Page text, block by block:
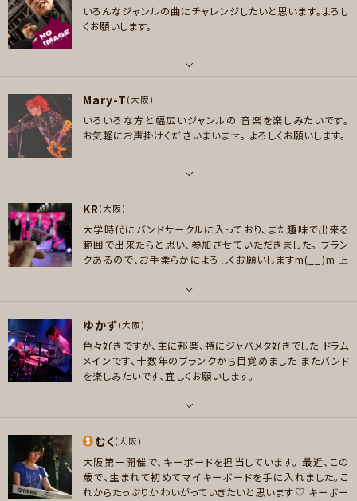
プレイヤー参加予定
メッセージ
好きなアーティスト
Pearl レベッカ サンボマスター！ アジカン ジャニス・ジョップリン Su
perfly キマグレン アニソン雑食系
ポップス , ロック , パンク/メロコア , ハードロック/ヘヴィメタル , ファンク/
ブルース , ソウル/R＆B , ハウス/テクノ
プレイヤー参加予定
いろんなジャンルの曲にチャレンジしたいと思います。よろし
くお願いします。
ギター , ベース
好きなアーティスト
ロック
フュージョン
プレイヤー参加予定
メッセージ
Mary-T (大阪)
いろいろな方と幅広いジャンルの 音楽を楽しみたいです。
お気軽にお声掛けくださいまいませ。 よろしくお願いします。
ボーカル
好きなアーティスト
hide、X-Japan、official髭男dism、 Mrs.GREEN APPLE、King Gnu、 緑
黄色社会、ONE OK ROCK、ヤバいTシャツ屋さん、Superfly、プリンセスプ
リンセス、SHOW-YA、レベッカ、黒夢、筋肉少女帯、TM-NETWORK、ブルーハ
ビートルズ、歌謡曲、邦楽メタル
好きなジャンル
ポップス , ロック , パンク/メロコア , ハードロック/ヘヴィメタル , ファンク/
ブルース , ジャズ/フュージョン , ソウル/R＆B , ゴスペル/アカペラ , ハード
プレイヤー参加予定
メッセージ
KR(大阪)
大学時代にバンドサークルに入っており、また趣味で出来る
範囲で出来たらと思い、参加させていただきました。 ブラン
クあるので、お手柔らかによろしくお願いしますm(__)m 上
代のアニソンなど広く浅く聴きます♬
ベース , ピアノ/キーボード
好きなアーティスト
L'Arc〜en〜Ciel/VAMPS/DIR EN GREY/Janne Da Arc/Acid Black Che
RE GARDEN/フジファブリック/人間椅子 東京事変/チャットモンチー/YUI/J
好きなジャンル
ポップス , ロック , アニソン/ボカロ
ゆかず(大阪)
色々好きですが、主に邦楽、特にジャパメタ好きでした ドラム
メインです、十数年のブランクから目覚めました またバンド
を楽しみたいです、宜しくお願いします。
ボーカル , ギター , ベース , ドラム , パーカッション
好きなアーティスト
44MAGNUM、EARTHSHAKER、ANTHEM、THE YELLOW MONKEY、Blink-
むく (大阪)
大阪第一開催で、キーボードを担当しています。 最近、この
歳で、生まれて初めてマイキーボードを手に入れました。こ
れからたっぷりかわいがっていきたいと思います♡ キーボー